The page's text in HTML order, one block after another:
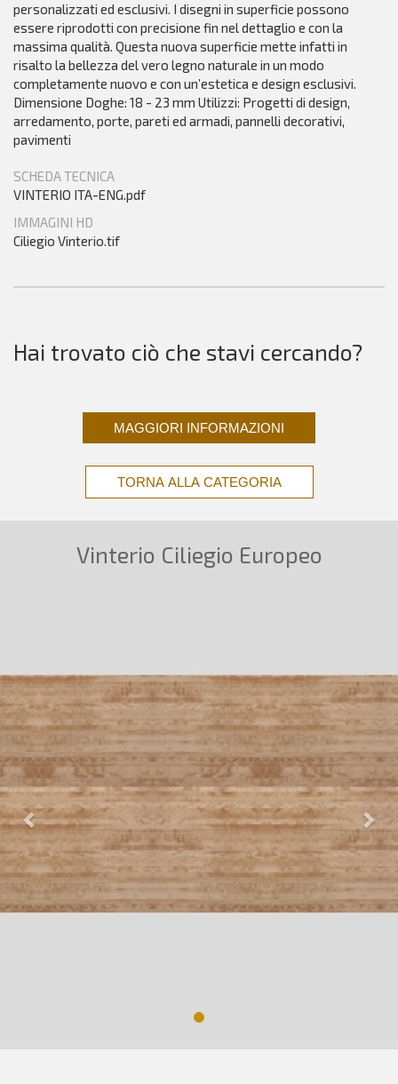
personalizzati ed esclusivi. I disegni in superficie possono
essere riprodotti con precisione fin nel dettaglio e con la
massima qualità. Questa nuova superficie mette infatti in
risalto la bellezza del vero legno naturale in un modo
completamente nuovo e con un’estetica e design esclusivi.
Dimensione Doghe: 18 - 23 mm Utilizzi: Progetti di design,
arredamento, porte, pareti ed armadi, pannelli decorativi,
pavimenti
SCHEDA TECNICA
VINTERIO ITA-ENG.pdf
IMMAGINI HD
Ciliegio Vinterio.tif
Hai trovato ciò che stavi cercando?
MAGGIORI INFORMAZIONI
TORNA ALLA CATEGORIA
Vinterio Ciliegio Europeo